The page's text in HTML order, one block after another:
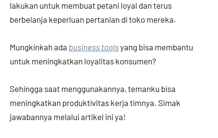
lakukan untuk membuat petani loyal dan terus
berbelanja keperluan pertanian di toko mereka.
Mungkinkah ada business toolsyang bisa membantu
untuk meningkatkan loyalitas konsumen?
Sehingga saat menggunakannya, temanku bisa
meningkatkan produktivitas kerja timnya. Simak
jawabannya melalui artikel ini ya!